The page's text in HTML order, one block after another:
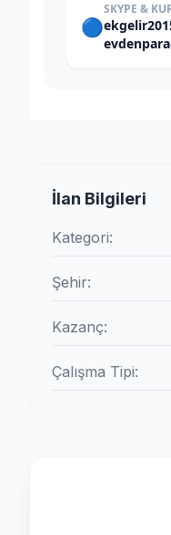
🔵
SKYPE &
İlan Bilgileri
Kategori:
Şehir:
Kazanç:
Çalışma Tipi: